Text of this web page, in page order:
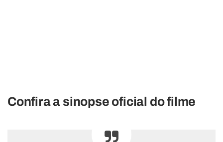
Confira a sinopse oficial do filme